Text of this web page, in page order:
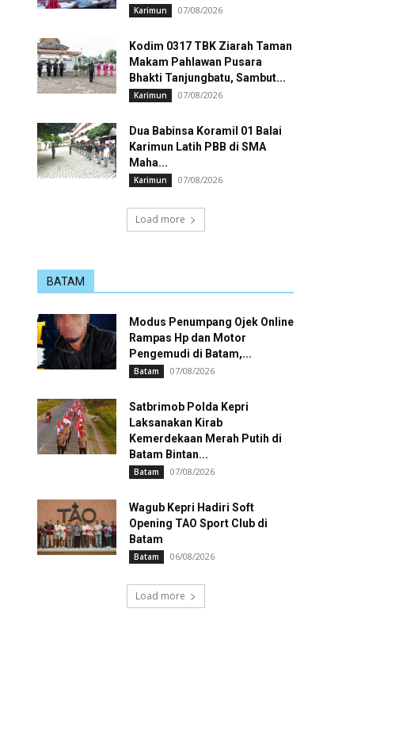
Karimun 07/08/2026
Kodim 0317 TBK Ziarah Taman
Makam Pahlawan Pusara
Bhakti Tanjungbatu, Sambut...
Karimun 07/08/2026
Dua Babinsa Koramil 01 Balai
Karimun Latih PBB di SMA
Maha...
Karimun 07/08/2026
Load more
BATAM
Modus Penumpang Ojek Online
Rampas Hp dan Motor
Pengemudi di Batam,...
Batam 07/08/2026
Satbrimob Polda Kepri
Laksanakan Kirab
Kemerdekaan Merah Putih di
Batam Bintan...
Batam 07/08/2026
Wagub Kepri Hadiri Soft
Opening TAO Sport Club di
Batam
Batam 06/08/2026
Load more